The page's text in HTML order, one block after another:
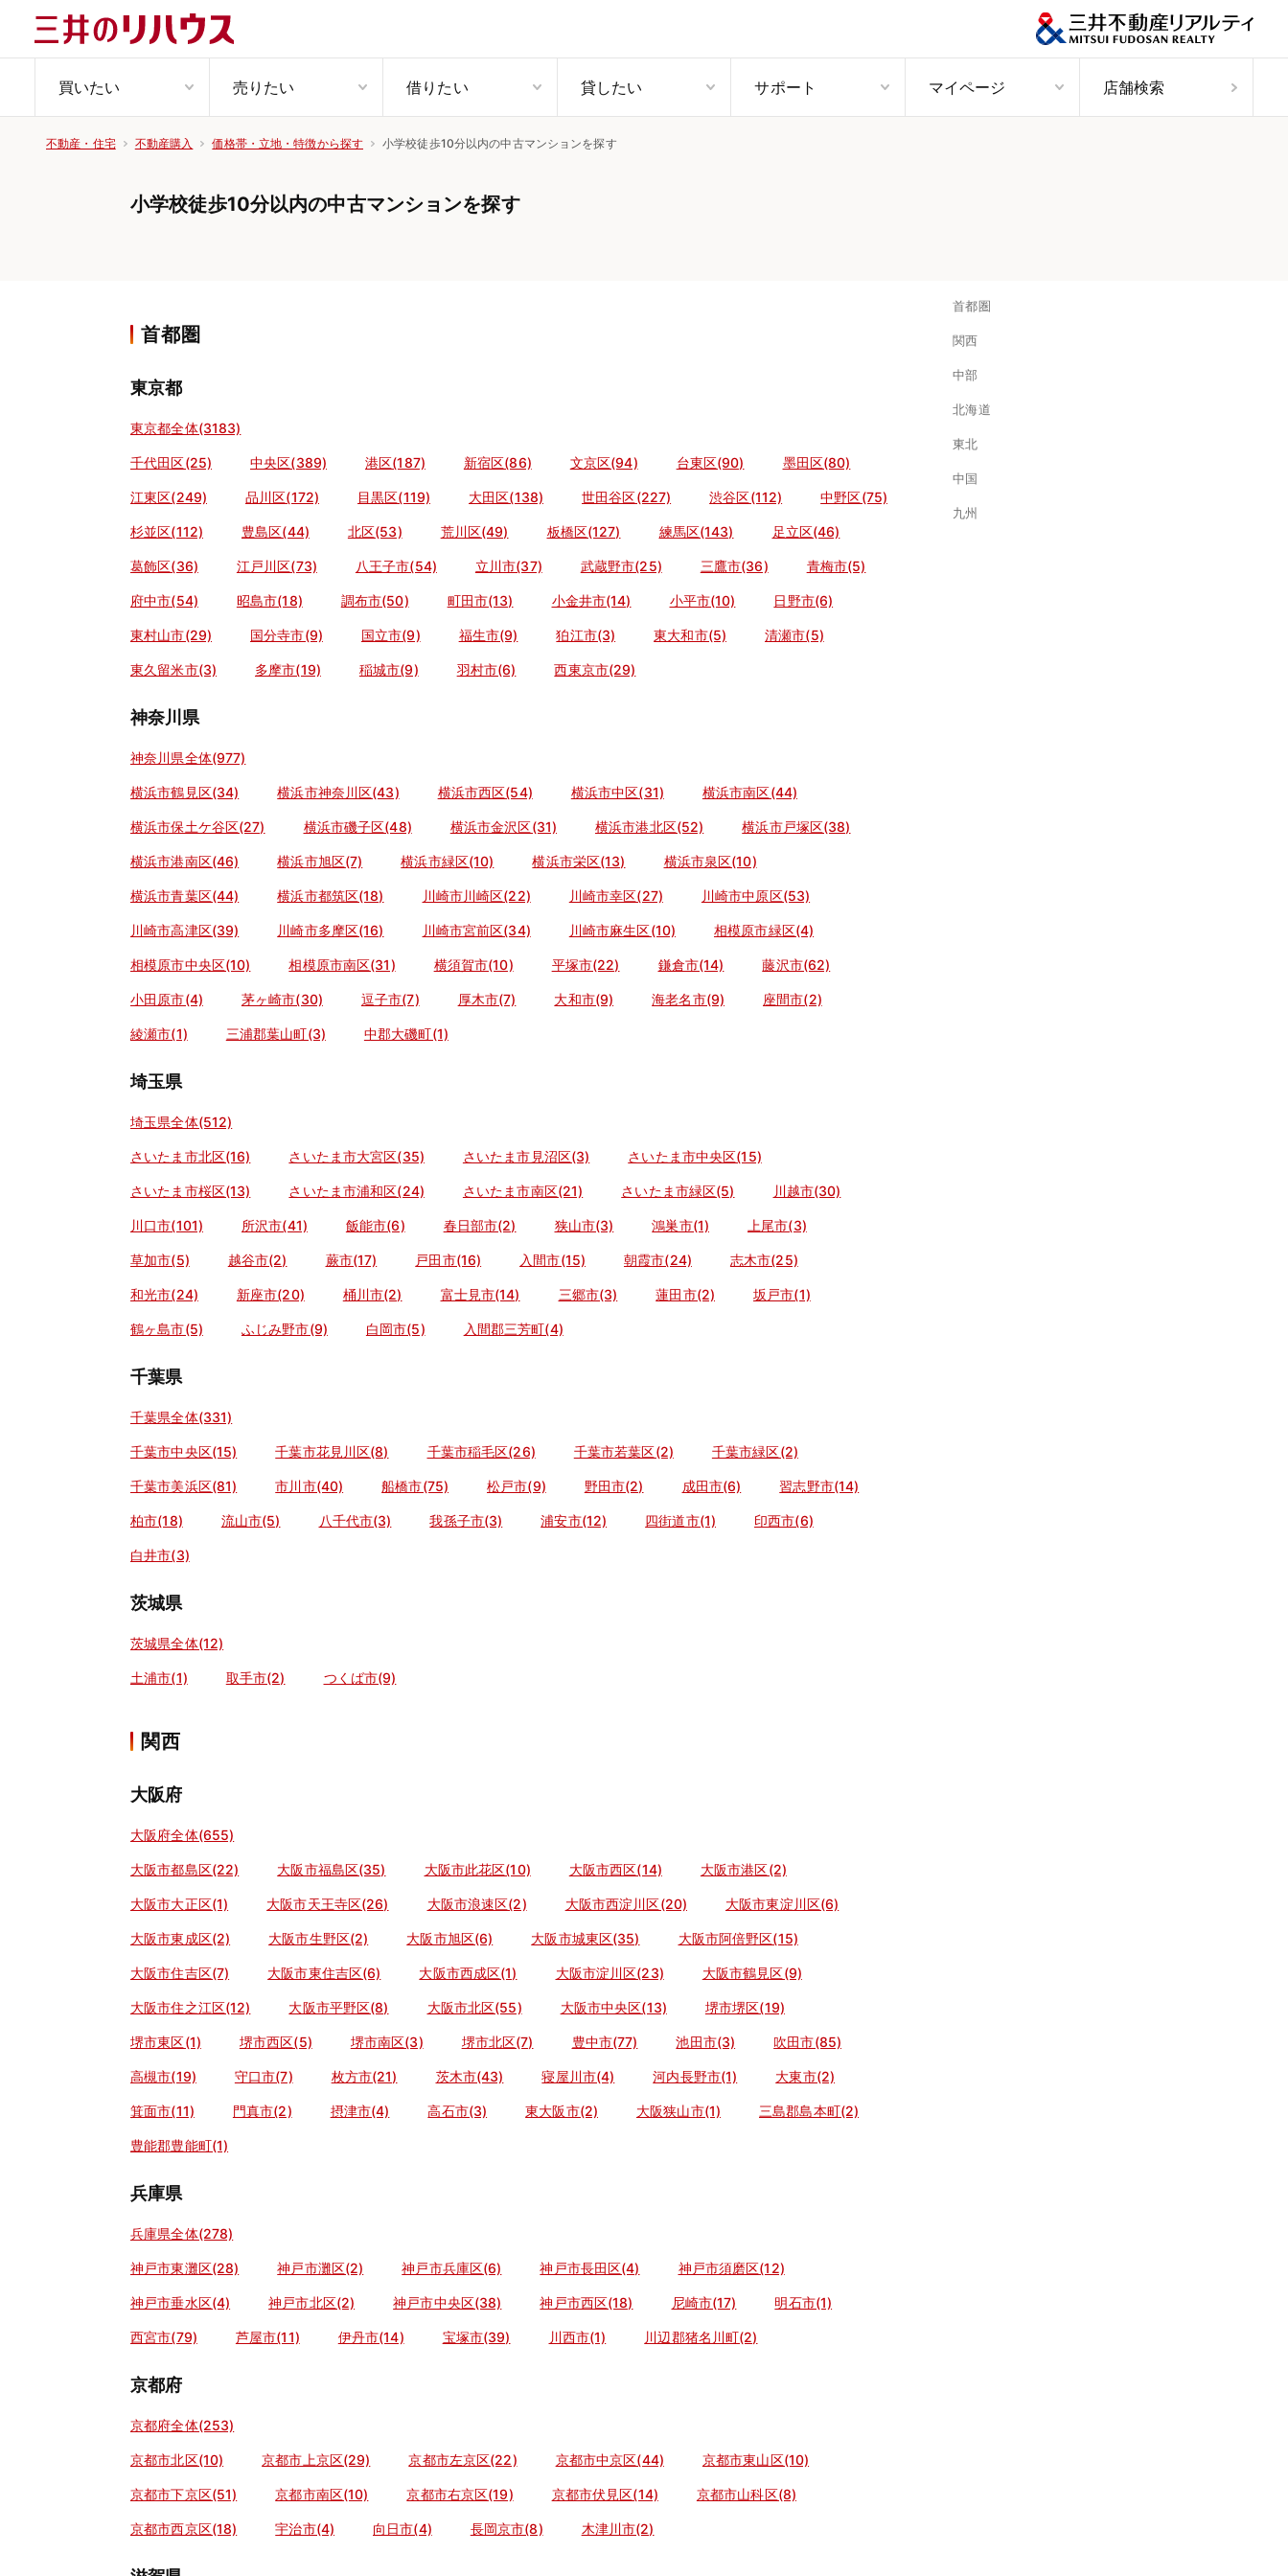
買いたい 売りたい 借りたい 貸したい サポート マイページ 店舗検索
不動産・住宅 不動産購入 価格帯・立地・特徴から探す 小学校徒歩10分以内の中古マンションを探す
小学校徒歩10分以内の中古マンションを探す
首都圏
東京都
東京都全体(3183)
千代田区(25) 中央区(389) 港区(187) 新宿区(86) 文京区(94) 台東区(90) 墨田区(80)
江東区(249) 品川区(172) 目黒区(119) 大田区(138) 世田谷区(227) 渋谷区(112) 中野区(75)
杉並区(112) 豊島区(44) 北区(53) 荒川区(49) 板橋区(127) 練馬区(143) 足立区(46)
葛飾区(36) 江戸川区(73) 八王子市(54) 立川市(37) 武蔵野市(25) 三鷹市(36) 青梅市(5)
府中市(54) 昭島市(18) 調布市(50) 町田市(13) 小金井市(14) 小平市(10) 日野市(6)
東村山市(29) 国分寺市(9) 国立市(9) 福生市(9) 狛江市(3) 東大和市(5) 清瀬市(5)
東久留米市(3) 多摩市(19) 稲城市(9) 羽村市(6) 西東京市(29)
神奈川県
神奈川県全体(977)
横浜市鶴見区(34) 横浜市神奈川区(43) 横浜市西区(54) 横浜市中区(31) 横浜市南区(44)
横浜市保土ケ谷区(27) 横浜市磯子区(48) 横浜市金沢区(31) 横浜市港北区(52) 横浜市戸塚区(38)
横浜市港南区(46) 横浜市旭区(7) 横浜市緑区(10) 横浜市栄区(13) 横浜市泉区(10)
横浜市青葉区(44) 横浜市都筑区(18) 川崎市川崎区(22) 川崎市幸区(27) 川崎市中原区(53)
川崎市高津区(39) 川崎市多摩区(16) 川崎市宮前区(34) 川崎市麻生区(10) 相模原市緑区(4)
相模原市中央区(10) 相模原市南区(31) 横須賀市(10) 平塚市(22) 鎌倉市(14) 藤沢市(62)
小田原市(4) 茅ヶ崎市(30) 逗子市(7) 厚木市(7) 大和市(9) 海老名市(9) 座間市(2)
綾瀬市(1) 三浦郡葉山町(3) 中郡大磯町(1)
埼玉県
埼玉県全体(512)
さいたま市北区(16) さいたま市大宮区(35) さいたま市見沼区(3) さいたま市中央区(15)
さいたま市桜区(13) さいたま市浦和区(24) さいたま市南区(21) さいたま市緑区(5) 川越市(30)
川口市(101) 所沢市(41) 飯能市(6) 春日部市(2) 狭山市(3) 鴻巣市(1) 上尾市(3)
草加市(5) 越谷市(2) 蕨市(17) 戸田市(16) 入間市(15) 朝霞市(24) 志木市(25)
和光市(24) 新座市(20) 桶川市(2) 富士見市(14) 三郷市(3) 蓮田市(2) 坂戸市(1)
鶴ヶ島市(5) ふじみ野市(9) 白岡市(5) 入間郡三芳町(4)
千葉県
千葉県全体(331)
千葉市中央区(15) 千葉市花見川区(8) 千葉市稲毛区(26) 千葉市若葉区(2) 千葉市緑区(2)
千葉市美浜区(81) 市川市(40) 船橋市(75) 松戸市(9) 野田市(2) 成田市(6) 習志野市(14)
柏市(18) 流山市(5) 八千代市(3) 我孫子市(3) 浦安市(12) 四街道市(1) 印西市(6)
白井市(3)
茨城県
茨城県全体(12)
土浦市(1) 取手市(2) つくば市(9)
関西
大阪府
大阪府全体(655)
大阪市都島区(22) 大阪市福島区(35) 大阪市此花区(10) 大阪市西区(14) 大阪市港区(2)
大阪市大正区(1) 大阪市天王寺区(26) 大阪市浪速区(2) 大阪市西淀川区(20) 大阪市東淀川区(6)
大阪市東成区(2) 大阪市生野区(2) 大阪市旭区(6) 大阪市城東区(35) 大阪市阿倍野区(15)
大阪市住吉区(7) 大阪市東住吉区(6) 大阪市西成区(1) 大阪市淀川区(23) 大阪市鶴見区(9)
大阪市住之江区(12) 大阪市平野区(8) 大阪市北区(55) 大阪市中央区(13) 堺市堺区(19)
堺市東区(1) 堺市西区(5) 堺市南区(3) 堺市北区(7) 豊中市(77) 池田市(3) 吹田市(85)
高槻市(19) 守口市(7) 枚方市(21) 茨木市(43) 寝屋川市(4) 河内長野市(1) 大東市(2)
箕面市(11) 門真市(2) 摂津市(4) 高石市(3) 東大阪市(2) 大阪狭山市(1) 三島郡島本町(2)
豊能郡豊能町(1)
兵庫県
兵庫県全体(278)
神戸市東灘区(28) 神戸市灘区(2) 神戸市兵庫区(6) 神戸市長田区(4) 神戸市須磨区(12)
神戸市垂水区(4) 神戸市北区(2) 神戸市中央区(38) 神戸市西区(18) 尼崎市(17) 明石市(1)
西宮市(79) 芦屋市(11) 伊丹市(14) 宝塚市(39) 川西市(1) 川辺郡猪名川町(2)
京都府
京都府全体(253)
京都市北区(10) 京都市上京区(29) 京都市左京区(22) 京都市中京区(44) 京都市東山区(10)
京都市下京区(51) 京都市南区(10) 京都市右京区(19) 京都市伏見区(14) 京都市山科区(8)
京都市西京区(18) 宇治市(4) 向日市(4) 長岡京市(8) 木津川市(2)
首都圏
関西
中部
北海道
東北
中国
九州